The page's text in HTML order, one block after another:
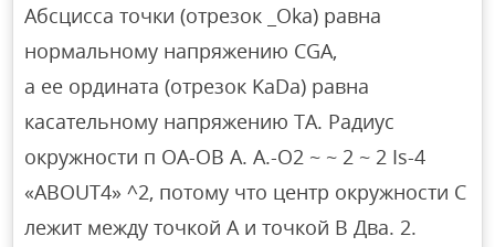
Абсцисса точки (отрезок _Oka) равна
нормальному напряжению CGA,
а ее ордината (отрезок KaDa) равна
касательному напряжению TA. Радиус
окружности п ОА-ОВ А. А.-О2 ~ ~ 2 ~ 2 Is-4
«ABOUT4» ^2, потому что центр окружности C
лежит между точкой A и точкой B Два. 2.